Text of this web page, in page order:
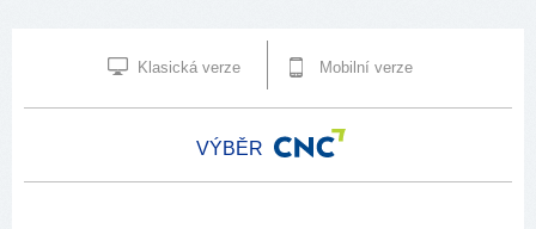
Klasická verze Mobilní verze
VÝBĚR